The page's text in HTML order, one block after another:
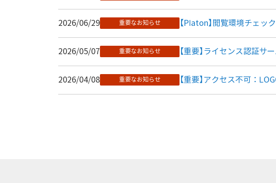
2026/06/29 重要なお知らせ 【Platon】閲覧環境チェ
2026/05/07 重要なお知らせ 【重要】ライセンス認証サ
2026/04/08 重要なお知らせ 【重要】アクセス不可：